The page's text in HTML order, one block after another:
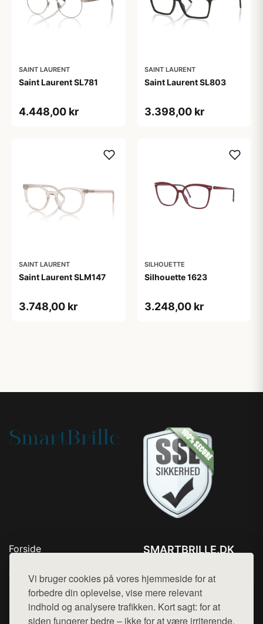
Vi bruger cookies på vores hjemmeside for at
forbedre din oplevelse, vise mere relevant
indhold og analysere trafikken. Kort sagt: for at
siden fungerer bedre – ikke for at være irriterende.
SAINT LAURENT
Saint Laurent SL781
4.448,00 kr
SAINT LAURENT
Saint Laurent SL803
3.398,00 kr
SAINT LAURENT
Saint Laurent SLM147
3.748,00 kr
SILHOUETTE
Silhouette 1623
3.248,00 kr
Forside
Top Rabatter
Blog
Kontakt
SMARTBRILLE.DK
Mail: hej@want.dk
Cookie- og privatlivspolitik